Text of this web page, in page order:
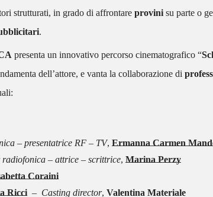
strutturati, in grado di affrontare provini su parte o
.
presenta un innovativo percorso cinematografico “
dell’attore, e vanta la collaborazione di
– presentatrice RF – TV, Ermanna Carmen
radiofonica – attrice – scrittrice, Marina Perzy
Coraini
Ricci – Casting director, Valentina Materiale